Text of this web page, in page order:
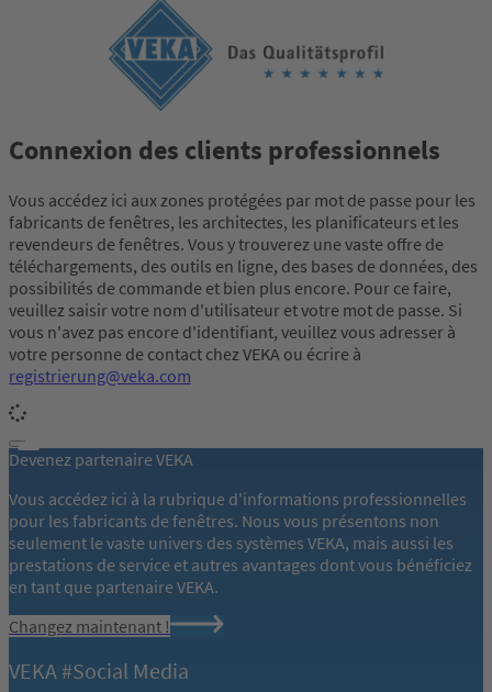
Connexion des clients professionnels
Vous accédez ici aux zones protégées par mot de passe pour les
fabricants de fenêtres, les architectes, les planificateurs et les
revendeurs de fenêtres. Vous y trouverez une vaste offre de
téléchargements, des outils en ligne, des bases de données, des
possibilités de commande et bien plus encore. Pour ce faire,
veuillez saisir votre nom d'utilisateur et votre mot de passe. Si
vous n'avez pas encore d'identifiant, veuillez vous adresser à
votre personne de contact chez VEKA ou écrire à
registrierung@veka.com
Devenez partenaire VEKA
Vous accédez ici à la rubrique d'informations professionnelles
pour les fabricants de fenêtres. Nous vous présentons non
seulement le vaste univers des systèmes VEKA, mais aussi les
prestations de service et autres avantages dont vous bénéficiez
en tant que partenaire VEKA.
Changez maintenant !
VEKA #Social Media